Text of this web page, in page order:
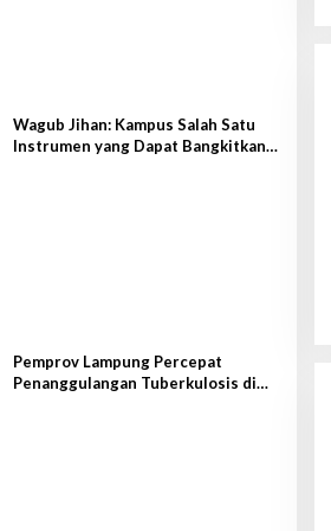
Wagub Jihan: Kampus Salah Satu
Instrumen yang Dapat Bangkitkan
Pemprov Lampung Percepat
Penanggulangan Tuberkulosis di
Di Hukrim, Lampung, Pemerintahan |
2026